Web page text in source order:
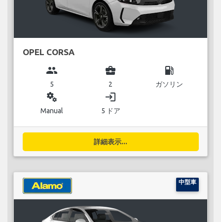
OPEL CORSA
group
5
business_center
2
local_gas_station
ガソリン
miscellaneous_services
Manual
login
5 ドア
詳細表示...
中型車